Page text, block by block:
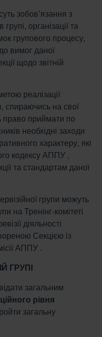
зобов’язання з
організації та
групового процесу,
вимог даної
щодо звітній
реалізації
спираючись на свої
право приймати по
необхідні заходи
характеру, які
кодексу АППУ ,
та стандартам даної
групи можуть
на Тренінг-комітеті
діяльності
Секцією із
АППУ .
ГРУПІ
загальним
рівня
загальну